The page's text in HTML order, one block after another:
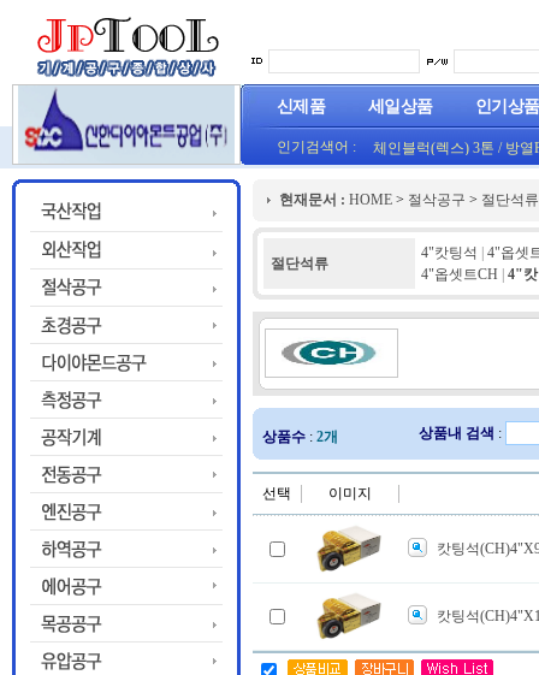
신제품 세일상품 인기상품
인기검색어 : 체인블럭(렉스) 3톤 / 방열
(오렌지) (1롤50M)
프로라인 줄자(코메론)자
현재문서 : HOME > 절삭공구 > 절단석류
절단석류
4"캇팅석
4"옵셋
4"옵셋트CH
4"
상품수 : 2개 상품내 검색 :
선택 이미지
캇팅석
캇팅석